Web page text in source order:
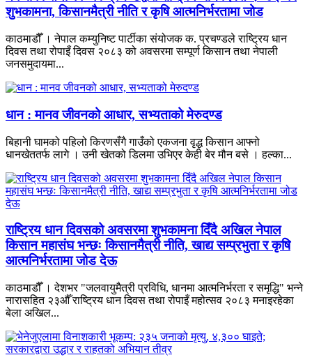
शुभकामना, किसानमैत्री नीति र कृषि आत्मनिर्भरतामा जोड
काठमाडौँ । नेपाल कम्युनिष्ट पार्टीका संयोजक क. प्रचण्डले राष्ट्रिय धान
दिवस तथा रोपाइँ दिवस २०८३ को अवसरमा सम्पूर्ण किसान तथा नेपाली
जनसमुदायमा...
धान : मानव जीवनको आधार, सभ्यताको मेरुदण्ड
बिहानी घामको पहिलो किरणसँगै गाउँको एकजना वृद्ध किसान आफ्नो
धानखेततर्फ लागे । उनी खेतको डिलमा उभिएर केही बेर मौन बसे । हल्का...
राष्ट्रिय धान दिवसको अवसरमा शुभकामना दिँदै अखिल नेपाल
किसान महासंघ भन्छः किसानमैत्री नीति, खाद्य सम्प्रभुता र कृषि
आत्मनिर्भरतामा जोड देऊ
काठमाडौँ । देशभर "जलवायुमैत्री प्रविधि, धानमा आत्मनिर्भरता र समृद्धि" भन्ने
नारासहित २३औँ राष्ट्रिय धान दिवस तथा रोपाइँ महोत्सव २०८३ मनाइरहेका
बेला अखिल...